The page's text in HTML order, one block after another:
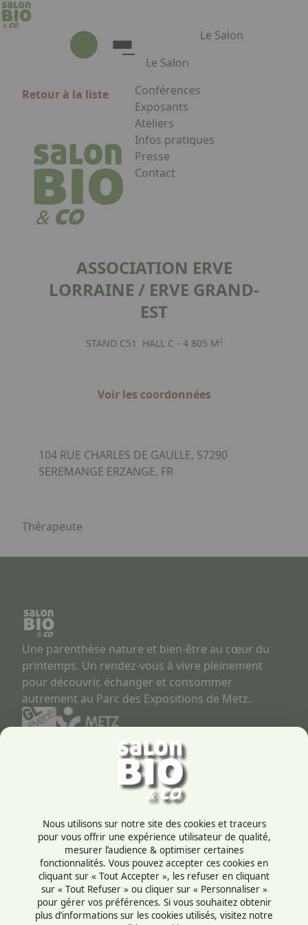
Aller au contenu principal
Le Salon
Le Salon
Le Salon
Présentation du Salon
Animations
Les Partenaires
Conférences
Exposants
Ateliers
Infos pratiques
Presse
Contact
Retour à la liste
ASSOCIATION ERVE
LORRAINE / ERVE GRAND-
EST
STAND C51 HALL C - 4 805 M²
Voir les coordonnées
104 RUE CHARLES DE GAULLE, 57290
SEREMANGE ERZANGE, FR
Thérapeute
Une parenthèse nature et bien-être au cœur du
printemps. Un rendez-vous à vivre pleinement
pour découvrir, échanger et consommer
autrement au Parc des Expositions de Metz.
Rue de la Grange aux bois
57072 - Metz
France
Mentions légales
Panneau de gestion des cookies
Nous utilisons sur notre site des cookies et traceurs
pour vous offrir une expérience utilisateur de qualité,
mesurer l’audience & optimiser certaines
fonctionnalités. Vous pouvez accepter ces cookies en
cliquant sur « Tout Accepter », les refuser en cliquant
sur « Tout Refuser » ou cliquer sur « Personnaliser »
pour gérer vos préférences. Si vous souhaitez obtenir
plus d’informations sur les cookies utilisés, visitez notre